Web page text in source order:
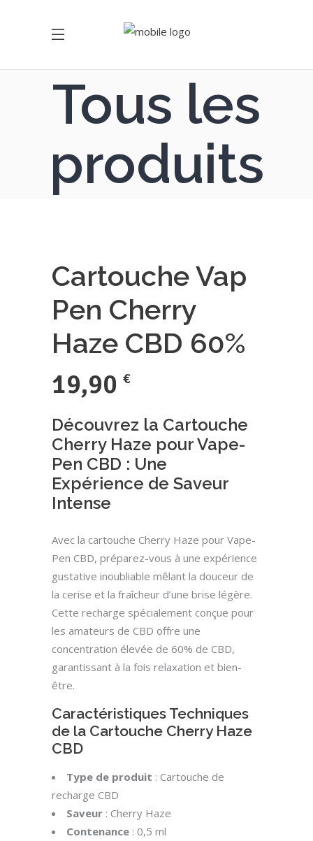
Tous les
produits
Cartouche Vap
Pen Cherry
Haze CBD 60%
19,90 €
Découvrez la Cartouche
Cherry Haze pour Vape-
Pen CBD : Une
Expérience de Saveur
Intense
Avec la cartouche Cherry Haze pour Vape-
Pen CBD, préparez-vous à une expérience
gustative inoubliable mêlant la douceur de
la cerise et la fraîcheur d’une brise légère.
Cette recharge spécialement conçue pour
les amateurs de CBD offre une
concentration élevée de 60% de CBD,
garantissant à la fois relaxation et bien-
être.
Caractéristiques Techniques
de la Cartouche Cherry Haze
CBD
Type de produit : Cartouche de
recharge CBD
Saveur : Cherry Haze
Contenance : 0,5 ml